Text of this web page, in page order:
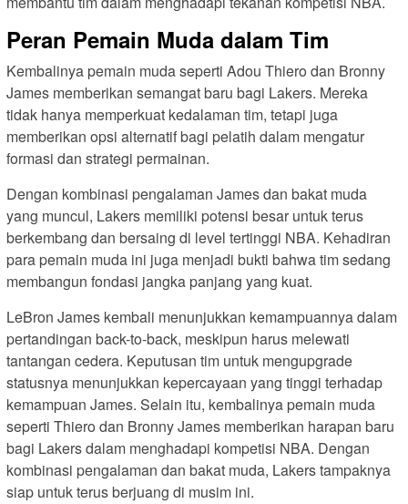
Peran Pemain Muda dalam Tim
Kembalinya pemain muda seperti Adou Thiero dan Bronny
James memberikan semangat baru bagi Lakers. Mereka
tidak hanya memperkuat kedalaman tim, tetapi juga
memberikan opsi alternatif bagi pelatih dalam mengatur
formasi dan strategi permainan.
Dengan kombinasi pengalaman James dan bakat muda
yang muncul, Lakers memiliki potensi besar untuk terus
berkembang dan bersaing di level tertinggi NBA. Kehadiran
para pemain muda ini juga menjadi bukti bahwa tim sedang
membangun fondasi jangka panjang yang kuat.
LeBron James kembali menunjukkan kemampuannya dalam
pertandingan back-to-back, meskipun harus melewati
tantangan cedera. Keputusan tim untuk mengupgrade
statusnya menunjukkan kepercayaan yang tinggi terhadap
kemampuan James. Selain itu, kembalinya pemain muda
seperti Thiero dan Bronny James memberikan harapan baru
bagi Lakers dalam menghadapi kompetisi NBA. Dengan
kombinasi pengalaman dan bakat muda, Lakers tampaknya
siap untuk terus berjuang di musim ini.